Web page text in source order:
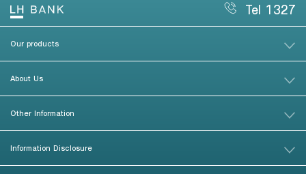
Tel 1327
Our products
About Us
Other Information
Information Disclosure